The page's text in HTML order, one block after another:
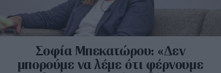
Σοφία Μπεκατώρου: «Δεν
μπορούμε να λέμε ότι φέρνουμε